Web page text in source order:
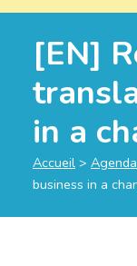
[EN]
in a
Accueil > Agenda
business in a